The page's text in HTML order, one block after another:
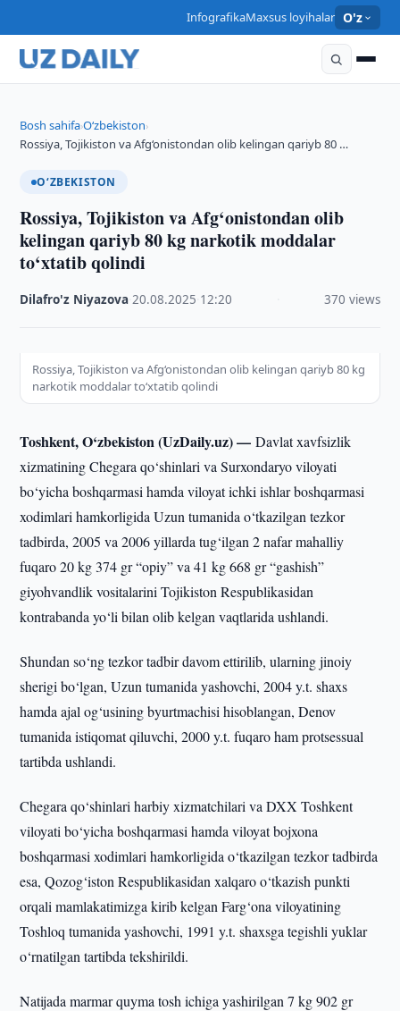
InfografikaMaxsus loyihalar O'z
Bosh sahifa›O‘zbekiston›
Rossiya, Tojikiston va Afg‘onistondan olib kelingan qariyb 80 …
O‘ZBEKISTON
Rossiya, Tojikiston va Afg‘onistondan olib
kelingan qariyb 80 kg narkotik moddalar
to‘xtatib qolindi
Dilafro'z Niyazova ·20.08.2025 12:20 370 views
Rossiya, Tojikiston va Afg‘onistondan olib kelingan qariyb 80 kg
narkotik moddalar to‘xtatib qolindi
Toshkent, O‘zbekiston (UzDaily.uz) —Davlat xavfsizlik
xizmatining Chegara qo‘shinlari va Surxondaryo viloyati
bo‘yicha boshqarmasi hamda viloyat ichki ishlar boshqarmasi
xodimlari hamkorligida Uzun tumanida o‘tkazilgan tezkor
tadbirda, 2005 va 2006 yillarda tug‘ilgan 2 nafar mahalliy
fuqaro 20 kg 374 gr “opiy” va 41 kg 668 gr “gashish”
giyohvandlik vositalarini Tojikiston Respublikasidan
kontrabanda yo‘li bilan olib kelgan vaqtlarida ushlandi.
Shundan so‘ng tezkor tadbir davom ettirilib, ularning jinoiy
sherigi bo‘lgan, Uzun tumanida yashovchi, 2004 y.t. shaxs
hamda ajal og‘usining byurtmachisi hisoblangan, Denov
tumanida istiqomat qiluvchi, 2000 y.t. fuqaro ham protsessual
tartibda ushlandi.
Chegara qo‘shinlari harbiy xizmatchilari va DXX Toshkent
viloyati bo‘yicha boshqarmasi hamda viloyat bojxona
boshqarmasi xodimlari hamkorligida o‘tkazilgan tezkor tadbirda
esa, Qozog‘iston Respublikasidan xalqaro o‘tkazish punkti
orqali mamlakatimizga kirib kelgan Farg‘ona viloyatining
Toshloq tumanida yashovchi, 1991 y.t. shaxsga tegishli yuklar
o‘rnatilgan tartibda tekshirildi.
Natijada marmar quyma tosh ichiga yashirilgan 7 kg 902 gr